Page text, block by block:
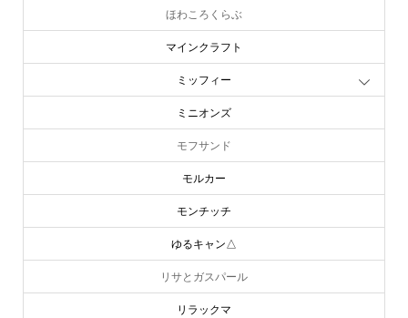
ほわころくらぶ
マインクラフト
ミッフィー
ミニオンズ
モフサンド
モルカー
モンチッチ
ゆるキャン△
リサとガスパール
リラックマ